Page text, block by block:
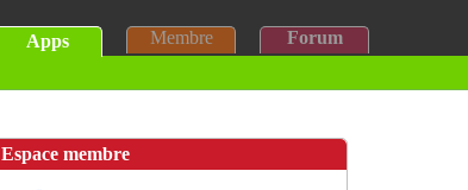
Apps Membre Forum
Espace membre